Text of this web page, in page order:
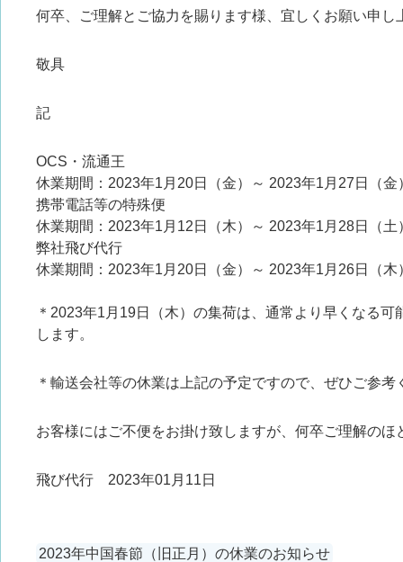
何卒、ご理解とご協力を賜ります様、宜しくお願い申し
敬具
記
OCS・流通王
休業期間：2023年1月20日（金）～ 2023年1月27日（金
携帯電話等の特殊便
休業期間：2023年1月12日（木）～ 2023年1月28日（土
弊社飛び代行
休業期間：2023年1月20日（金）～ 2023年1月26日（木
＊2023年1月19日（木）の集荷は、通常より早くなる
します。
＊輸送会社等の休業は上記の予定ですので、ぜひご参考
お客様にはご不便をお掛け致しますが、何卒ご理解のほ
飛び代行 2023年01月11日
2023年中国春節（旧正月）の休業のお知らせ